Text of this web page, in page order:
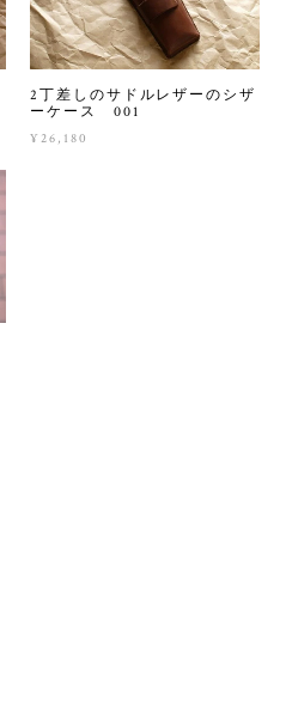
2丁差しのサドルレザーのシザ
ーケース 001
¥26,180